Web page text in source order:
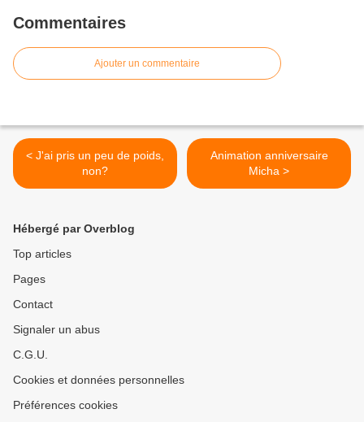
Commentaires
Ajouter un commentaire
< J'ai pris un peu de poids,
non?
Animation anniversaire
Micha >
Hébergé par Overblog
Top articles
Pages
Contact
Signaler un abus
C.G.U.
Cookies et données personnelles
Préférences cookies